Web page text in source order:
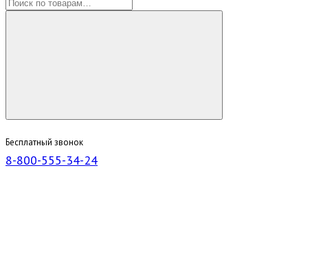
Бесплатный звонок
8-800-555-34-24